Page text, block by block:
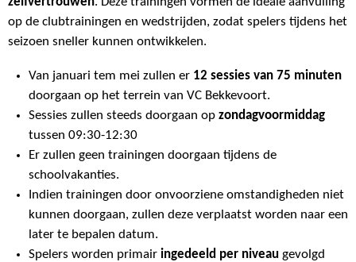
op de clubtrainingen en wedstrijden, zodat spelers tijdens het
seizoen sneller kunnen ontwikkelen.
Van januari tem mei zullen er 12 sessies van 75 minuten
doorgaan op het terrein van VC Bekkevoort.
Sessies zullen steeds doorgaan op zondagvoormiddag
tussen 09:30-12:30
Er zullen geen trainingen doorgaan tijdens de
schoolvakanties.
Indien trainingen door onvoorziene omstandigheden niet
kunnen doorgaan, zullen deze verplaatst worden naar een
later te bepalen datum.
Spelers worden primair ingedeeld per niveau gevolgd